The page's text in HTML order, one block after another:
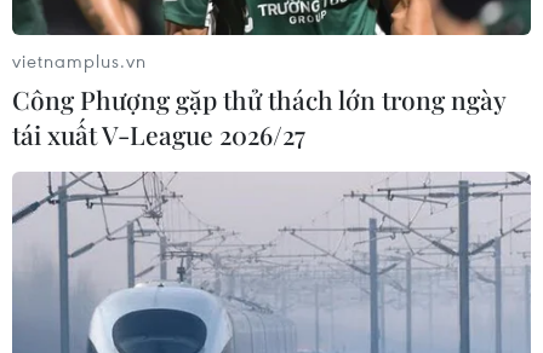
nhằm đưa công tác quy hoạch thông suốt.
vietnamplus.vn
Công Phượng gặp thử thách lớn trong ngày
tái xuất V-League 2026/27